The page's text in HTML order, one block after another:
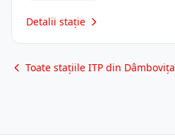
Detalii stație
Toate stațiile ITP din Dâmbovița